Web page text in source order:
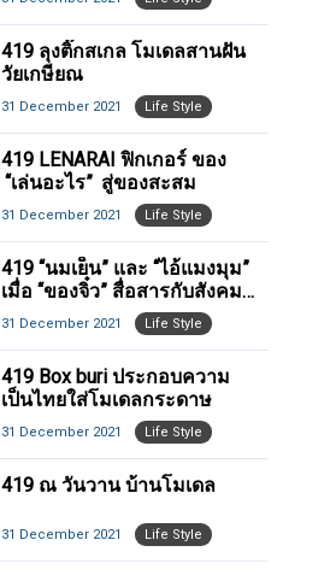
419 ลุงติ๊กสเกล โมเดลสานฝัน
วัยเกษียณ
31 December 2021 Life Style
419 LENARAI ฟิกเกอร์ ของ
“เล่นอะไร” สู่ของสะสม
31 December 2021 Life Style
419 “นมเย็น” และ “ไอ้แมงมุม”
เมื่อ “ของจิ๋ว” สื่อสารกับสังคม
ไทย
31 December 2021 Life Style
419 Box buri ประกอบความ
เป็นไทยใส่โมเดลกระดาษ
31 December 2021 Life Style
419 ณ วันวาน บ้านโมเดล
31 December 2021 Life Style